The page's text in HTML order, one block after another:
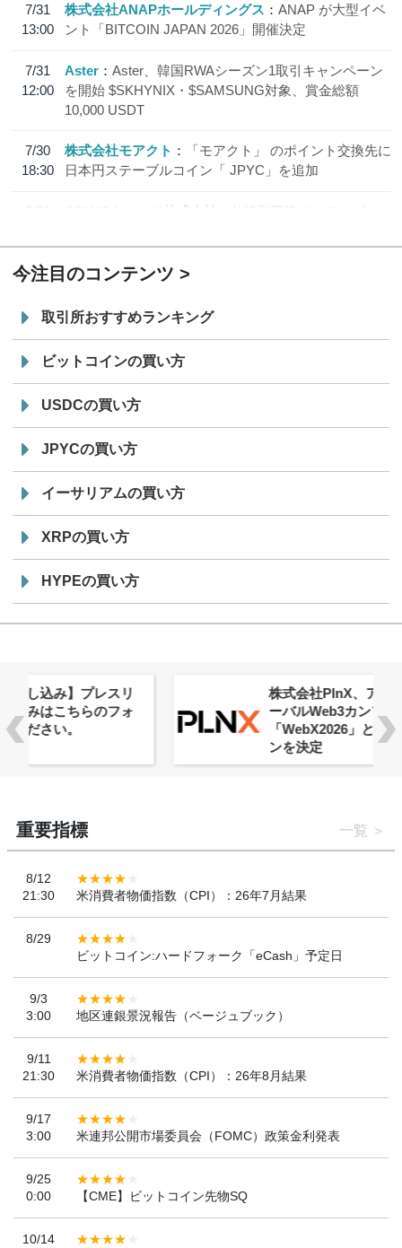
7/31
13:00
株式会社ANAPホールディングス
ANAP が大型イベ
ント「BITCOIN JAPAN 2026」開催決定
7/31
12:00
Aster
Aster、韓国RWAシーズン1取引キャンペーン
を開始 $SKHYNIX・$SAMSUNG対象、賞金総額
10,000 USDT
7/30
18:30
株式会社モアクト
「モアクト」 のポイント交換先に
日本円ステーブルコイン「 JPYC」を追加
7/29
SBI VCトレード株式会社
信託型円建てステーブル
今注目のコンテンツ
取引所おすすめランキング
ビットコインの買い方
USDCの買い方
JPYCの買い方
イーサリアムの買い方
XRPの買い方
HYPEの買い方
株式会社PlnX、アジア最大級のグロ
ーバルWeb3カンファレンス
「WebX2026」とのコラボレーショ
重要指標 一覧
8/12
21:30
米消費者物価指数（CPI）：26年7月結果
8/29
ビットコイン:ハードフォーク「eCash」予定日
9/3
3:00
地区連銀景況報告（ベージュブック）
9/11
21:30
米消費者物価指数（CPI）：26年8月結果
9/17
3:00
米連邦公開市場委員会（FOMC）政策金利発表
9/25
0:00
【CME】ビットコイン先物SQ
10/14